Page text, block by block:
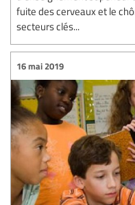
fuite des cerveaux et le
secteurs clés...
16 mai 2019